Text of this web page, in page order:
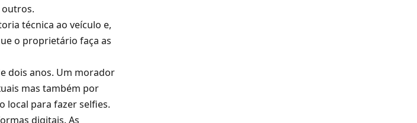
técnica ao veículo e,
o proprietário faça as
dois anos. Um morador
mas também por
local para fazer selfies.
digitais. As